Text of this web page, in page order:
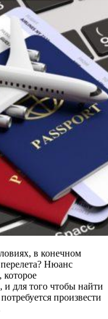
в конечном
Нюанс
которое
и для того чтобы найти
произвести